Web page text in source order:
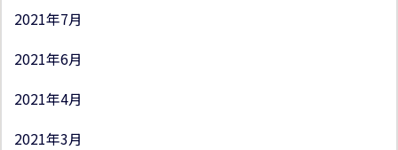
2021年7月
2021年6月
2021年4月
2021年3月